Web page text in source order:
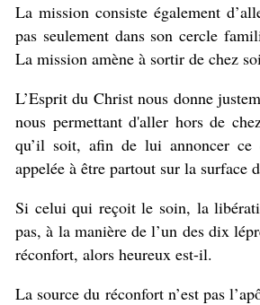
La mission consiste également
pas seulement dans son cercle
La mission amène à sortir de chez
L’Esprit du Christ nous donne
nous permettant d'aller hors de
qu’il soit, afin de lui annoncer ce
appelée à être partout sur la surface
Si celui qui reçoit le soin, la
pas, à la manière de l’un des dix
réconfort, alors heureux est-il.
La source du réconfort n’est pas